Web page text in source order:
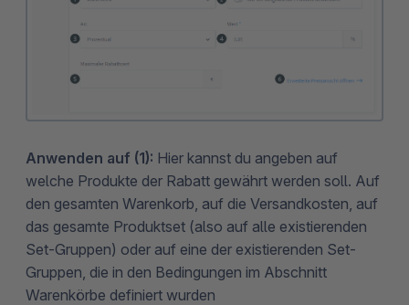
Anwenden auf (1): Hier kannst du angeben auf
welche Produkte der Rabatt gewährt werden soll. Auf
den gesamten Warenkorb, auf die Versandkosten, auf
das gesamte Produktset (also auf alle existierenden
Set-Gruppen) oder auf eine der existierenden Set-
Gruppen, die in den Bedingungen im Abschnitt
Warenkörbe definiert wurden